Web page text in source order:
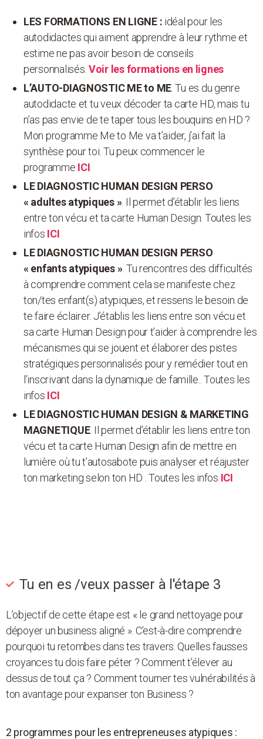
LES FORMATIONS EN LIGNE : idéal pour les
autodidactes qui aiment apprendre à leur rythme et
estime ne pas avoir besoin de conseils
personnalisés. Voir les formations en lignes
L’AUTO-DIAGNOSTIC ME to ME. Tu es du genre
autodidacte et tu veux décoder ta carte HD, mais tu
n’as pas envie de te taper tous les bouquins en HD ?
Mon programme Me to Me va t’aider, j’ai fait la
synthèse pour toi. Tu peux commencer le
programme ICI
LE DIAGNOSTIC HUMAN DESIGN PERSO
« adultes atypiques ». Il permet d’établir les liens
entre ton vécu et ta carte Human Design. Toutes les
infos ICI
LE DIAGNOSTIC HUMAN DESIGN PERSO
« enfants atypiques ». Tu rencontres des difficultés
à comprendre comment cela se manifeste chez
ton/tes enfant(s) atypiques, et ressens le besoin de
te faire éclairer. J’établis les liens entre son vécu et
sa carte Human Design pour t’aider à comprendre les
mécanismes qui se jouent et élaborer des pistes
stratégiques personnalisés pour y remédier tout en
l’inscrivant dans la dynamique de famille.. Toutes les
infos ICI
LE DIAGNOSTIC HUMAN DESIGN & MARKETING
MAGNETIQUE. Il permet d’établir les liens entre ton
vécu et ta carte Human Design afin de mettre en
lumière où tu t’autosabote puis analyser et réajuster
ton marketing selon ton HD . Toutes les infos ICI
Tu en es /veux passer à l'étape 3
L’objectif de cette étape est « le grand nettoyage pour
dépoyer un business aligné ». C’est-à-dire comprendre
pourquoi tu retombes dans tes travers. Quelles fausses
croyances tu dois faire péter ? Comment t’élever au
dessus de tout ça ? Comment tourner tes vulnérabilités à
ton avantage pour expanser ton Business ?
2 programmes pour les entrepreneuses atypiques :